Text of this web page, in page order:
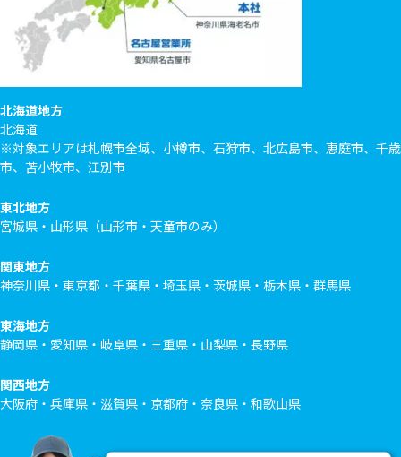
北海道地方
北海道
※対象エリアは札幌市全域、小樽市、石狩市、北広島市、恵庭市、千歳
市、苫小牧市、江別市
東北地方
宮城県・山形県（山形市・天童市のみ）
関東地方
神奈川県・東京都・千葉県・埼玉県・茨城県・栃木県・群馬県
東海地方
静岡県・愛知県・岐阜県・三重県・山梨県・長野県
関西地方
大阪府・兵庫県・滋賀県・京都府・奈良県・和歌山県